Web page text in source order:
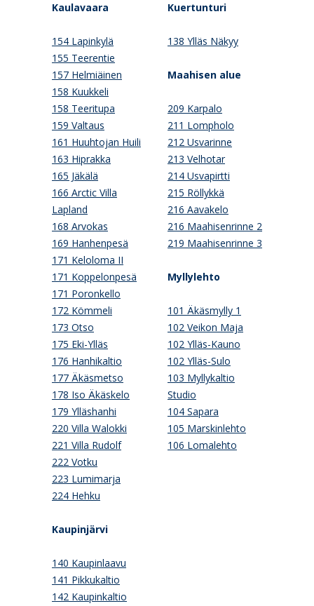
Kaulavaara
154 Lapinkylä
155 Teerentie
157 Helmiäinen
158 Kuukkeli
158 Teeritupa
159 Valtaus
161 Huuhtojan Huili
163 Hiprakka
165 Jäkälä
166 Arctic Villa
Lapland
168 Arvokas
169 Hanhenpesä
171 Keloloma II
171 Koppelonpesä
171 Poronkello
172 Kömmeli
173 Otso
175 Eki-Ylläs
176 Hanhikaltio
177 Äkäsmetso
178 Iso Äkäskelo
179 Ylläshanhi
220 Villa Walokki
221 Villa Rudolf
222 Votku
223 Lumimarja
224 Hehku
Kaupinjärvi
140 Kaupinlaavu
141 Pikkukaltio
142 Kaupinkaltio
Kuertunturi
138 Ylläs Näkyy
Maahisen alue
209 Karpalo
211 Lompholo
212 Usvarinne
213 Velhotar
214 Usvapirtti
215 Röllykkä
216 Aavakelo
216 Maahisenrinne 2
219 Maahisenrinne 3
Myllylehto
101 Äkäsmylly 1
102 Veikon Maja
102 Ylläs-Kauno
102 Ylläs-Sulo
103 Myllykaltio
Studio
104 Sapara
105 Marskinlehto
106 Lomalehto